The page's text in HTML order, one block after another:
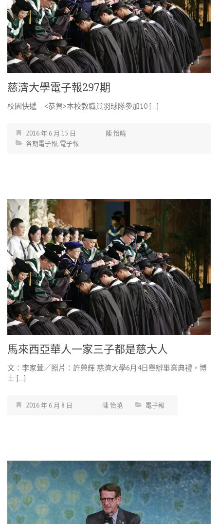
慈濟大學電子報297期
校園快遞 <恭賀>本校教職員羽球隊參加10 […]
2016 年 6 月 15 日
陳 怡曉
各期電子報, 電子報
馬來西亞華人一家三子都是慈大人
文：李家萓／照片：許榮輝 慈濟大學6月4日舉辦畢業典禮，博
士 […]
2016 年 6 月 8 日 陳 怡曉 電子報